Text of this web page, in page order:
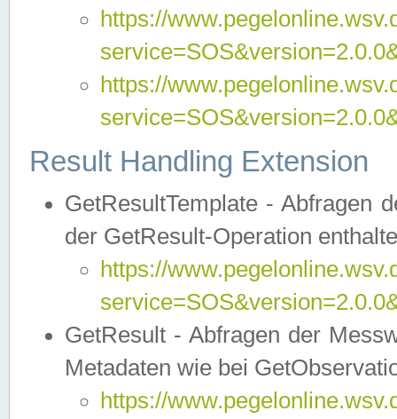
https://
https://
Result Handling Extension
GetResultTemplate - Abfragen
der GetResult-Operation
https://
GetResult - Abfragen der
Metadaten wie bei
https://